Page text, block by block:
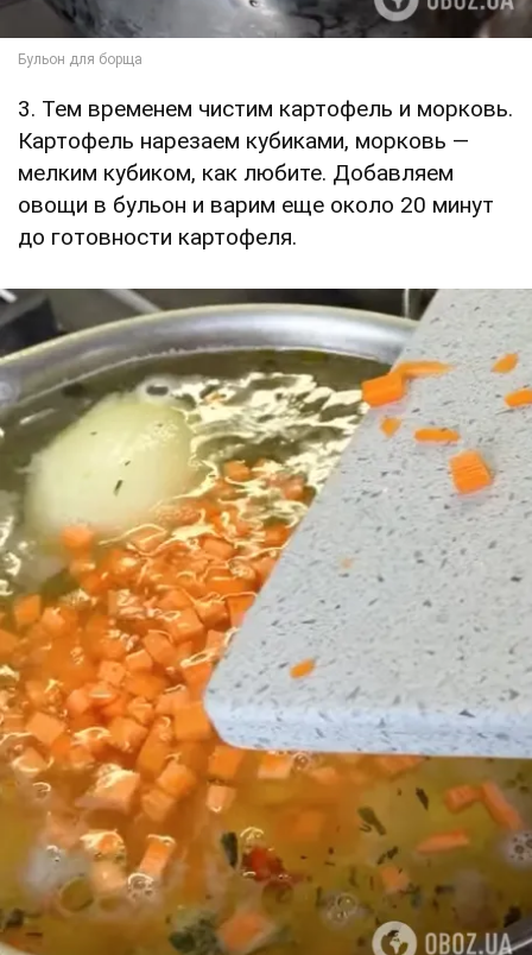
3. Тем временем чистим картофель и морковь.
Картофель нарезаем кубиками, морковь —
мелким кубиком, как любите. Добавляем
овощи в бульон и варим еще около 20 минут
до готовности картофеля.